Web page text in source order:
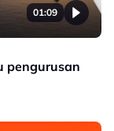
01:09
pengurusan